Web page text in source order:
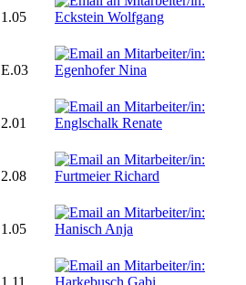
1.05
E.03
2.01
2.08
1.05